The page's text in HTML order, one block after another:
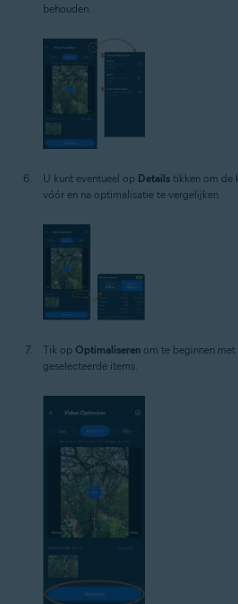
behouden.
U kunt eventueel op Details tikken om de
vóór en na optimalisatie te vergelijken.
Tik op Optimaliseren om te beginnen
geselecteerde items.